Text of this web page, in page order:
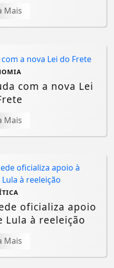
Mais
com a nova Lei
Mais
oficializa apoio
Lula à reeleição
Mais